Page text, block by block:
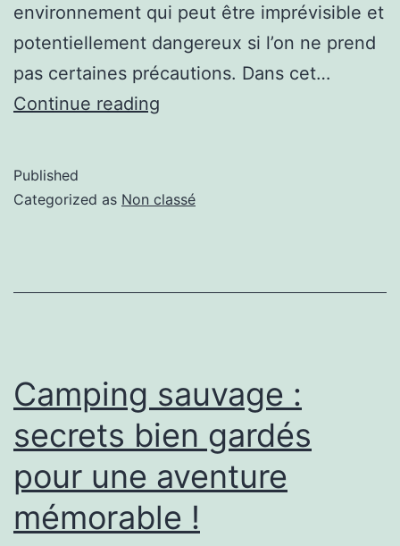
environnement qui peut être imprévisible et
potentiellement dangereux si l’on ne prend
pas certaines précautions. Dans cet…
Continue reading
Published
Categorized as Non classé
Camping sauvage :
secrets bien gardés
pour une aventure
mémorable !